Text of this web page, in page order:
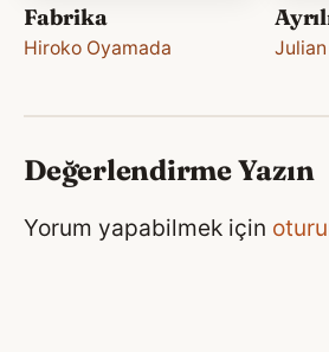
Fabrika
Hiroko Oyamada
Değerlendirme Yazın
Yorum yapabilmek için